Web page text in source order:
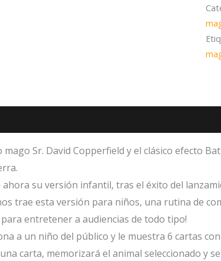
Sr. David Copperfield y el clásico efecto
su versión infantil, tras el éxito del
trae esta versión para niños, una rutina de
entretener a audiencias de todo tipo!
a un niño del público y le muestra 6 cartas
carta, memorizará el animal seleccionado y